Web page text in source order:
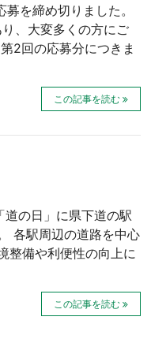
を締め切りました。
、大変多くの方にご
2回の応募分につきま
この記事を読む
の日」に県下道の駅
各駅周辺の道路を中心
整備や利便性の向上に
この記事を読む